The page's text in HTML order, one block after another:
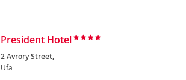
President Hotel
2 Avrory Street,
Ufa